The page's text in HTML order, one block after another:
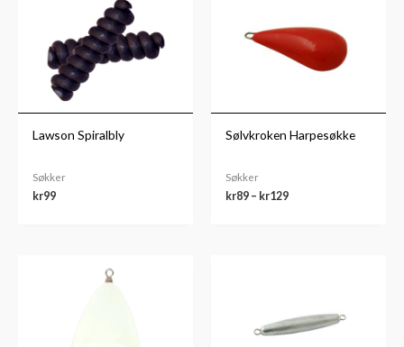
Lawson Spiralbly
Søkker
kr99
Sølvkroken Harpesøkke
Søkker
kr89 – kr129
kr129
kr89